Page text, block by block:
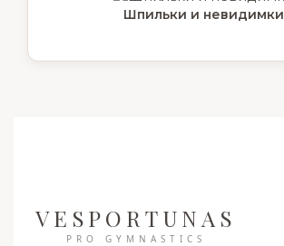
Шпильки и невидимки
VESPORTUNAS
PRO GYMNASTICS